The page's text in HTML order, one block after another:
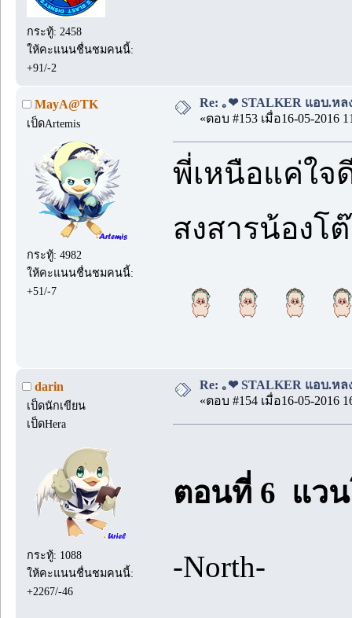
กระทู้: 2458
ให้คะแนนชื่นชมคนนี้:
+91/-2
MayA@TK
เป็ดArtemis
กระทู้: 4982
ให้คะแนนชื่นชมคนนี้:
+51/-7
Re: ｡❤ STALKER แอบ.หล
«ตอบ #153 เมื่อ16-05-2016
พี่เหนือแค่ใจ
สงสารน้องโ
darin
เป็ดนักเขียน
เป็ดHera
กระทู้: 1088
ให้คะแนนชื่นชมคนนี้:
+2267/-46
Re: ｡❤ STALKER แอบ.หล
«ตอบ #154 เมื่อ16-05-2016
ตอนที่ 6 แว
-North-